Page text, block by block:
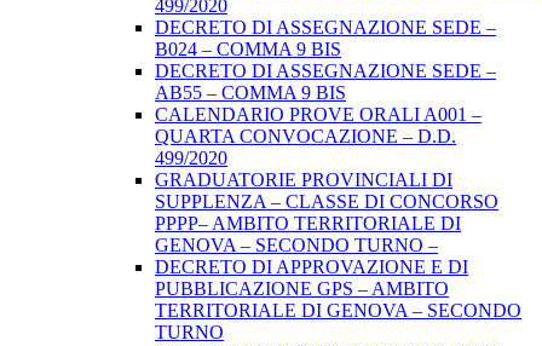
499/2020
DECRETO DI ASSEGNAZIONE SEDE –
B024 – COMMA 9 BIS
DECRETO DI ASSEGNAZIONE SEDE –
AB55 – COMMA 9 BIS
CALENDARIO PROVE ORALI A001 –
QUARTA CONVOCAZIONE – D.D.
499/2020
GRADUATORIE PROVINCIALI DI
SUPPLENZA – CLASSE DI CONCORSO
PPPP– AMBITO TERRITORIALE DI
GENOVA – SECONDO TURNO –
DECRETO DI APPROVAZIONE E DI
PUBBLICAZIONE GPS – AMBITO
TERRITORIALE DI GENOVA – SECONDO
TURNO